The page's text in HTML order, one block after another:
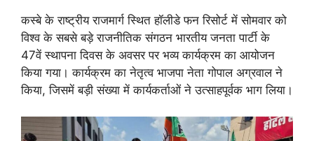
कस्बे के राष्ट्रीय राजमार्ग स्थित हॉलीडे फन रिसोर्ट में सोमवार को
विश्व के सबसे बड़े राजनीतिक संगठन भारतीय जनता पार्टी के
47वें स्थापना दिवस के अवसर पर भव्य कार्यक्रम का आयोजन
किया गया। कार्यक्रम का नेतृत्व भाजपा नेता गोपाल अग्रवाल ने
किया, जिसमें बड़ी संख्या में कार्यकर्ताओं ने उत्साहपूर्वक भाग लिया।